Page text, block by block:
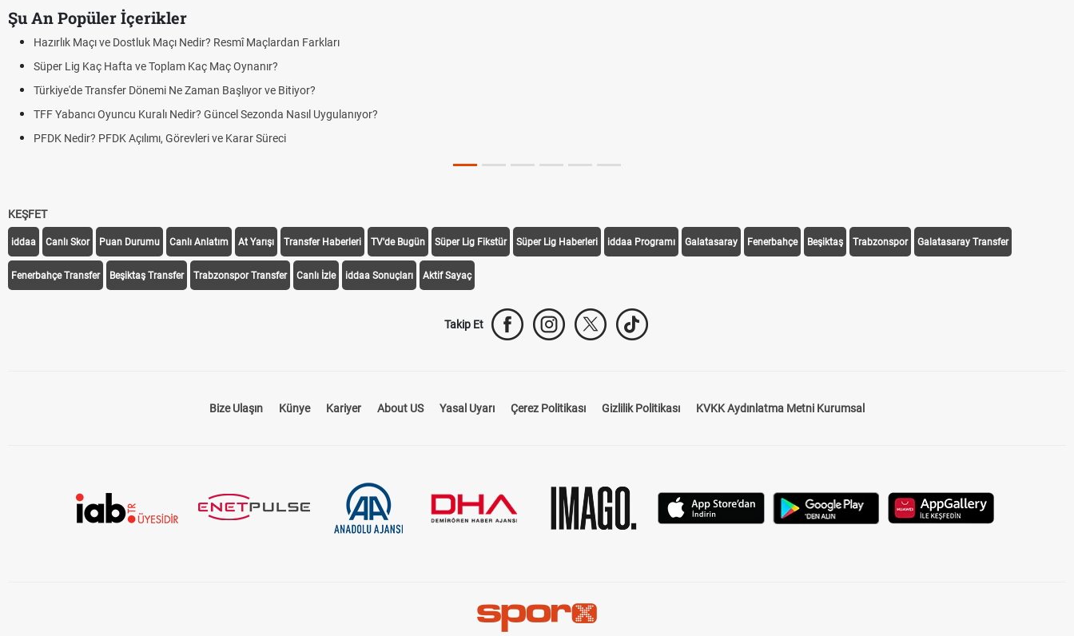
Şu An Popüler İçerikler
Hazırlık Maçı ve Dostluk Maçı Nedir? Resmî Maçlardan Farkları
Süper Lig Kaç Hafta ve Toplam Kaç Maç Oynanır?
Türkiye'de Transfer Dönemi Ne Zaman Başlıyor ve Bitiyor?
TFF Yabancı Oyuncu Kuralı Nedir? Güncel Sezonda Nasıl Uygulanıyor?
PFDK Nedir? PFDK Açılımı, Görevleri ve Karar Süreci
KEŞFET
iddaa Canlı Skor Puan Durumu Canlı Anlatım At Yarışı Transfer Haberleri TV'de Bugün Süper Lig Fikstür Süper Lig Haberleri iddaa Programı Galatasaray Fenerbahçe Beşiktaş Trabzonspor Galatasaray Transfer
Fenerbahçe Transfer Beşiktaş Transfer Trabzonspor Transfer Canlı İzle iddaa Sonuçları Aktif Sayaç
Takip Et
Bize Ulaşın Künye Kariyer About US Yasal Uyarı Çerez Politikası Gizlilik Politikası KVKK Aydınlatma Metni Kurumsal